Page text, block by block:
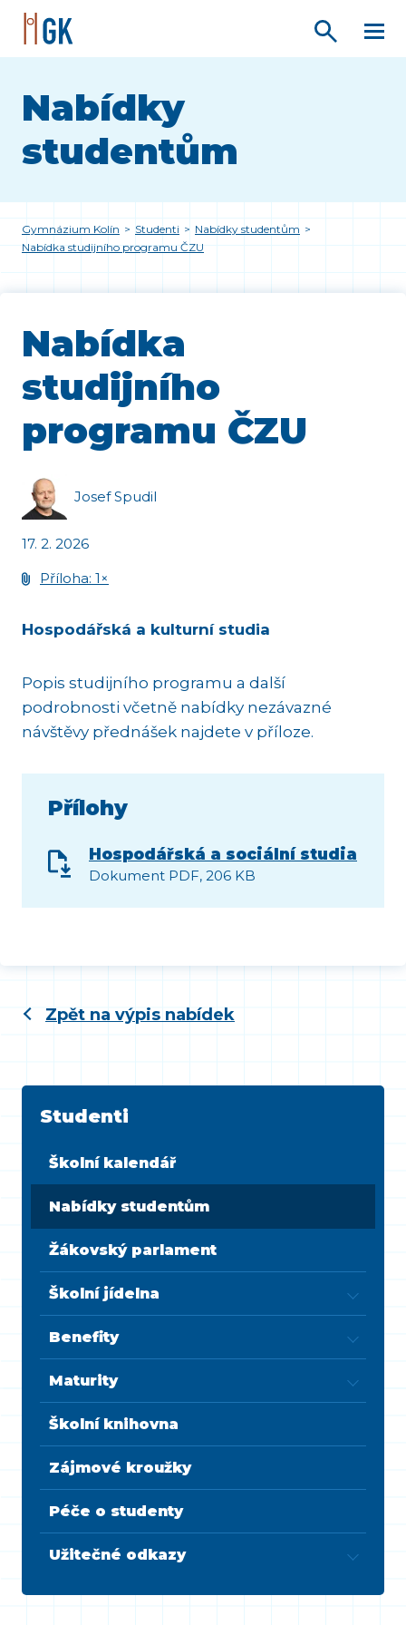
Nabídky
studentům
Gymnázium Kolín > Studenti > Nabídky studentům >
Nabídka studijního programu ČZU
Nabídka
studijního
programu ČZU
Josef Spudil
17. 2. 2026
Příloha: 1×
Hospodářská a kulturní studia
Popis studijního programu a další
podrobnosti včetně nabídky nezávazné
návštěvy přednášek najdete v příloze.
Přílohy
Hospodářská a sociální studia
Dokument PDF, 206 KB
Zpět na výpis nabídek
Studenti
Školní kalendář
Nabídky studentům
Žákovský parlament
Školní jídelna
Benefity
Maturity
Školní knihovna
Zájmové kroužky
Péče o studenty
Užitečné odkazy